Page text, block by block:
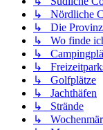
↳ Nördliche
↳ Die Provinz
↳ Wo finde
↳
↳
↳ Golfplätze
↳ Jachthäfen
↳ Strände
↳